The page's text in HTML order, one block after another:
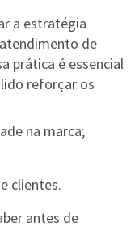
a estratégia
de
prática é essencial
reforçar os
na marca;
clientes.
antes de